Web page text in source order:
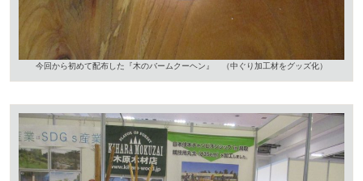
今回から初めて配布した『木のバームクーヘン』 （中ぐり加工材をグッズ化）